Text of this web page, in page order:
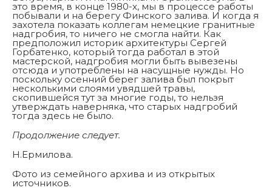
это время, в конце 1980-х, мы в процессе работы
побывали и на берегу Финского залива. И когда я
захотела показать коллегам немецкие гранитные
надгробия, то ничего не смогла найти. Как
предположил историк архитектуры Сергей
Горбатенко, который тогда работал в этой
мастерской, надгробия могли быть вывезены
отсюда и употреблены на насущные нужды. Но
поскольку осенний берег залива был покрыт
несколькими слоями увядшей травы,
скопившейся тут за многие годы, то нельзя
утверждать наверняка, что старых надгробий
тогда здесь не было.
Продолжение следует.
Н.Ермилова.
Фото из семейного архива и из открытых
источников.